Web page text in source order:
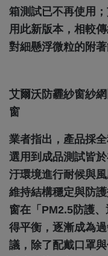
箱測試已不再使用
用此新版本，相較
對細懸浮微粒的附
艾爾沃防霾紗窗紗
窗
業者指出，產品採
選用到成品測試皆
汙環境進行耐候與
維持結構穩定與防
窗在「PM2.5防護
得平衡，逐漸成為
議，除了配戴口罩